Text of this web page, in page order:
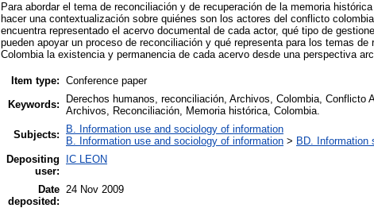
Para abordar el tema de reconciliación y de recuperación de la memoria
hacer una contextualización sobre quiénes son los actores del conflicto
encuentra representado el acervo documental de cada actor, qué tipo de
pueden apoyar un proceso de reconciliación y qué representa para los temas
Colombia la existencia y permanencia de cada acervo desde una perspectiva
Item type: Conference paper
Keywords:
Derechos humanos, reconciliación, Archivos, Colombia, Conflicto
Archivos, Reconciliación, Memoria histórica, Colombia.
Subjects:
B. Information use and sociology of information
B. Information use and sociology of information > BD. Information
Depositing
user:
IC LEON
Date
deposited:
24 Nov 2009